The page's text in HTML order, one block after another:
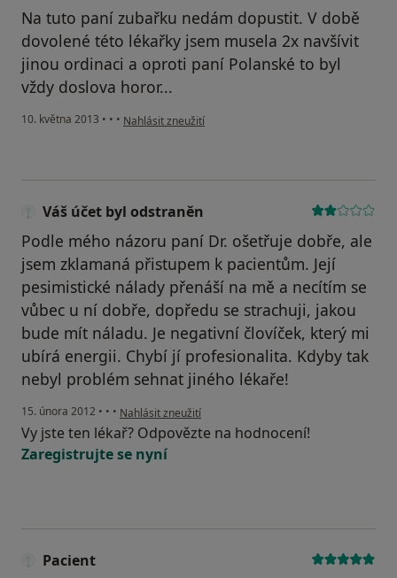
Na tuto paní zubařku nedám dopustit. V době
dovolené této lékařky jsem musela 2x navšívit
jinou ordinaci a oproti paní Polanské to byl
vždy doslova horor...
10. května 2013 • • • podle názoru uživatele Váš účet byl odstraněn
Nahlásit zneužití
Váš účet byl odstraněn
Podle mého názoru paní Dr. ošetřuje dobře, ale
jsem zklamaná přistupem k pacientům. Její
pesimistické nálady přenáší na mě a necítím se
vůbec u ní dobře, dopředu se strachuji, jakou
bude mít náladu. Je negativní človíček, který mi
ubírá energii. Chybí jí profesionalita. Kdyby tak
nebyl problém sehnat jiného lékaře!
15. února 2012 • • • podle názoru uživatele Váš účet byl odstraněn
Nahlásit zneužití
Vy jste ten lékař? Odpovězte na hodnocení!
Zaregistrujte se nyní
Pacient